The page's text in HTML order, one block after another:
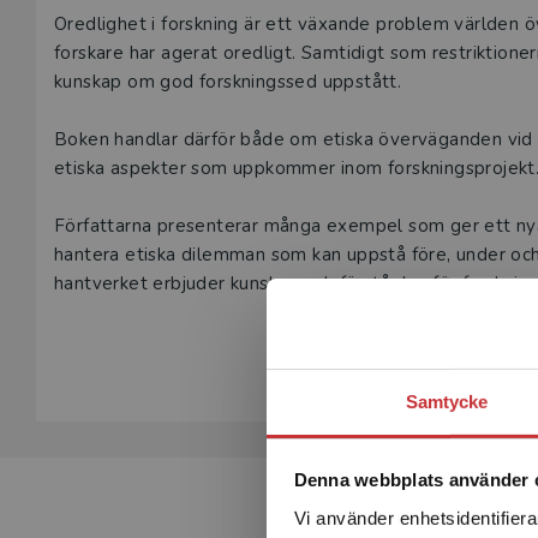
Samtycke
Denna webbplats använder
Vi använder
Beskrivning
Oredlighet i forskning är ett växande problem världen
forskare har agerat oredligt. Samtidigt som
kunskap om god forskningssed uppstått.
Boken handlar därför både om etiska överväganden
etiska aspekter som uppkommer inom forskningsprojekt.
Författarna presenterar många exempel som ger ett
hantera etiska dilemman som kan uppstå före, under
hantverket erbjuder kunskap och förståelse för